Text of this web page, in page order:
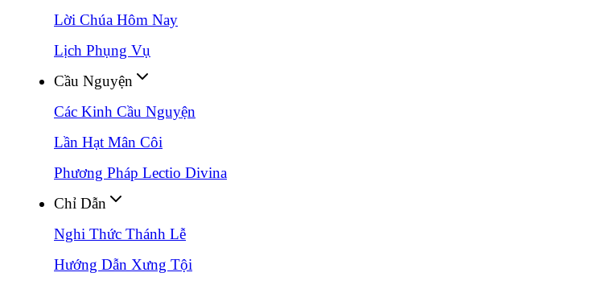
Lời Chúa Hôm Nay
Lịch Phụng Vụ
Cầu Nguyện
Các Kinh Cầu Nguyện
Lần Hạt Mân Côi
Phương Pháp Lectio Divina
Chỉ Dẫn
Nghi Thức Thánh Lễ
Hướng Dẫn Xưng Tội